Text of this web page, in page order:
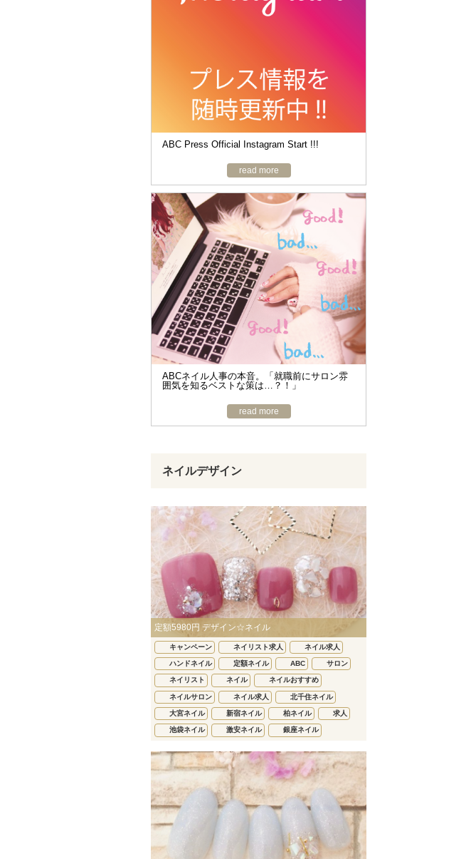
ABC Press Official Instagram Start !!!
read more
ABCネイル人事の本音。「就職前にサロン雰
囲気を知るベストな策は…？！」
read more
ネイルデザイン
定額5980円 デザイン☆ネイル
キャンペーン ネイリスト求人 ネイル求人
ハンドネイル 定額ネイル ABC サロン
ネイリスト ネイル ネイルおすすめ
ネイルサロン ネイル求人 北千住ネイル
大宮ネイル 新宿ネイル 柏ネイル 求人
池袋ネイル 激安ネイル 銀座ネイル